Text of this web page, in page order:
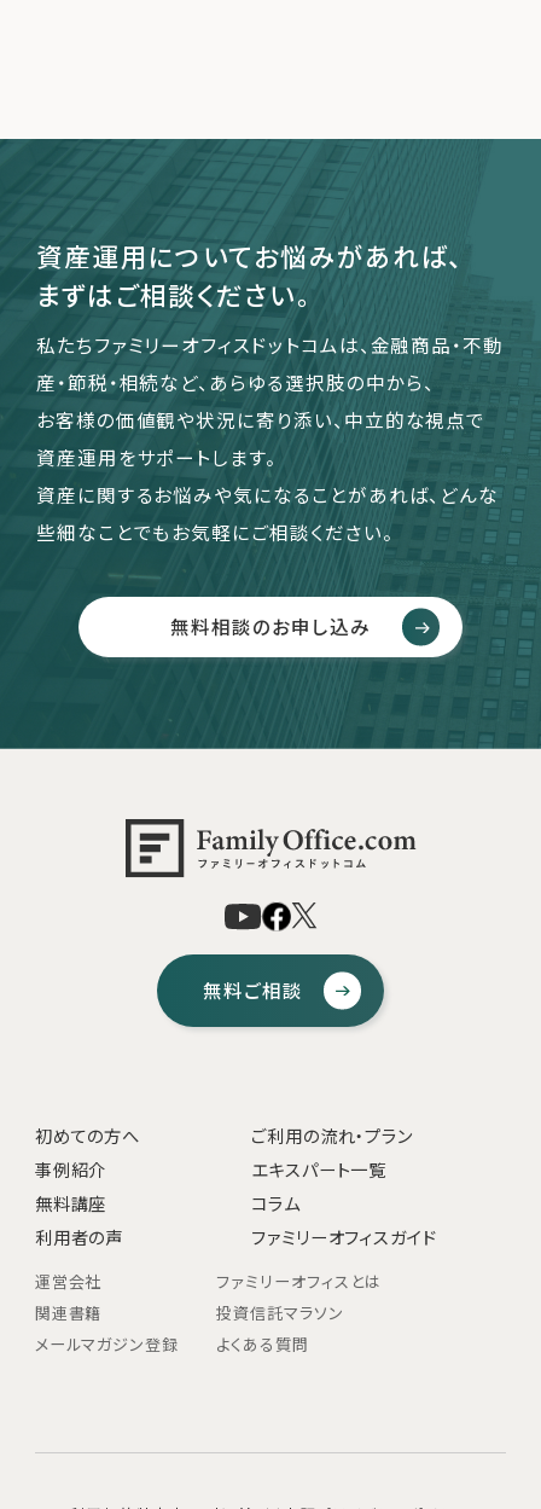
資産運用についてお悩みがあれば、
まずはご相談ください。
私たちファミリーオフィスドットコムは、金融商品・不動
産・節税・相続など、あらゆる選択肢の中から、
お客様の価値観や状況に寄り添い、中立的な視点で
資産運用をサポートします。
資産に関するお悩みや気になることがあれば、どんな
些細なことでもお気軽にご相談ください。
無料相談のお申し込み
無料ご相談
初めての方へ
ご利用の流れ・プラン
事例紹介
エキスパート一覧
無料講座
コラム
利用者の声
ファミリーオフィスガイド
運営会社
ファミリーオフィスとは
関連書籍
投資信託マラソン
メールマガジン登録
よくある質問